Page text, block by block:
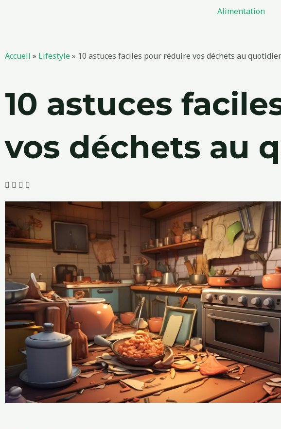
Alimentation
Accueil » Lifestyle» 10 astuces faciles pour réduire vos déchets au
10 astuces
vos déchets au